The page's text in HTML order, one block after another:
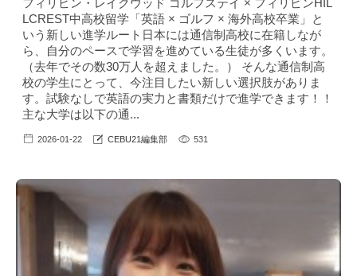
LCREST中高校留学「英語 × ゴルフ × 海外高校卒業」と
いう新しい進学ルート日本には通信制高校に在籍しなが
ら、自分のペースで学習を進めている生徒が多くいます。
（去年でその数30万人を超えました。） そんな通信制高
校の学生にとって、今注目したい新しい選択肢がありま
す。試験なしで英語の実力と書類だけで進学できます！！
主な大学は以下の通...
2026-01-22 CEBU21編集部 531